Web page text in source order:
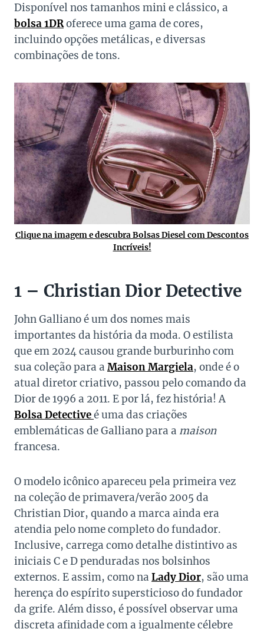
Disponível nos tamanhos mini e clássico, a
bolsa 1DRoferece uma gama de cores,
incluindo opções metálicas, e diversas
combinações de tons.
Clique na imagem e descubra Bolsas Diesel com Descontos
Incríveis!
1 – Christian Dior Detective
John Galliano é um dos nomes mais
importantes da história da moda. O estilista
que em 2024 causou grande burburinho com
sua coleção para a Maison Margiela, onde é o
atual diretor criativo, passou pelo comando da
Dior de 1996 a 2011. E por lá, fez história! A
Bolsa Detectiveé uma das criações
emblemáticas de Galliano para a maison
francesa.
O modelo icônico apareceu pela primeira vez
na coleção de primavera/verão 2005 da
Christian Dior, quando a marca ainda era
atendia pelo nome completo do fundador.
Inclusive, carrega como detalhe distintivo as
iniciais C e D penduradas nos bolsinhos
externos. E assim, como na Lady Dior, são uma
herença do espírito supersticioso do fundador
da grife. Além disso, é possível observar uma
discreta afinidade com a igualmente célebre